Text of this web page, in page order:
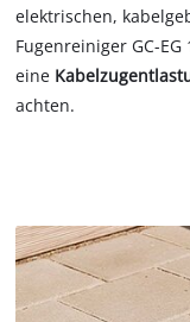
elektrischen,
Fugenreiniger GC-
eine
achten.